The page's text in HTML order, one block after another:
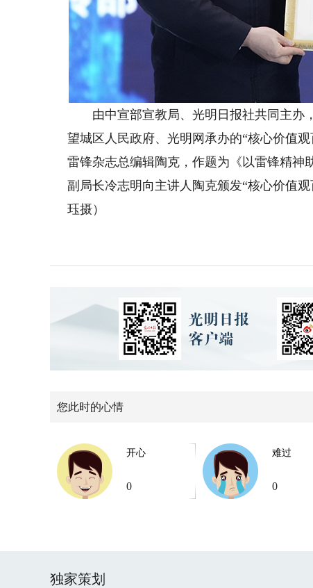
由中宣部宣教局、光明日报社共同主办
望城区人民政府、光明网承办的“核心价值
雷锋杂志总编辑陶克，作题为《以雷锋精神
副局长冷志明向主讲人陶克颁发“核心价值
珏摄）
您此时的心情
开心
0
难过
0
独家策划